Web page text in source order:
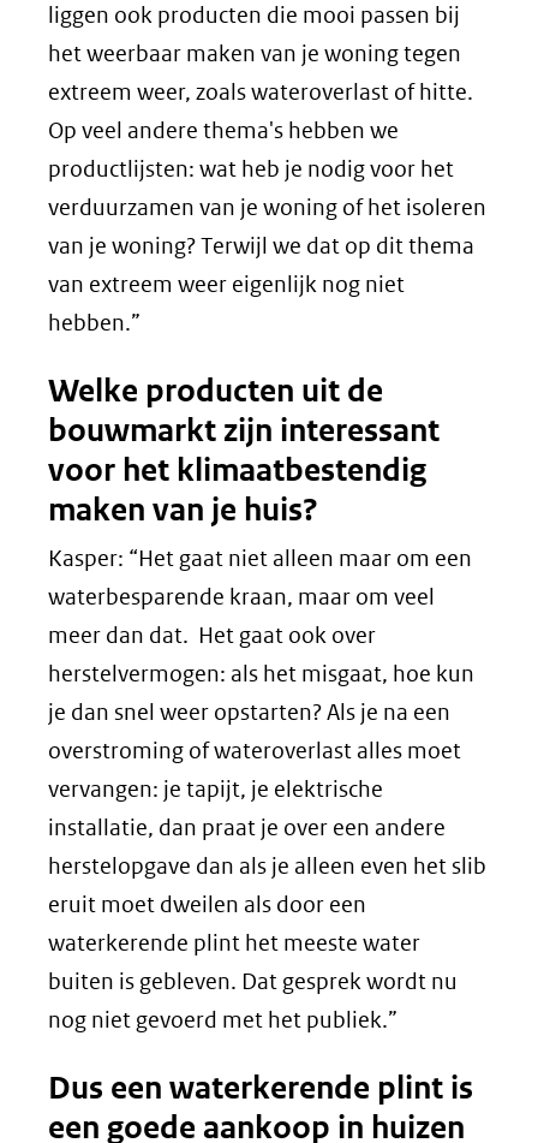
liggen ook producten die mooi passen bij
het weerbaar maken van je woning tegen
extreem weer, zoals wateroverlast of hitte.
Op veel andere thema's hebben we
productlijsten: wat heb je nodig voor het
verduurzamen van je woning of het isoleren
van je woning? Terwijl we dat op dit thema
van extreem weer eigenlijk nog niet
hebben.”
Welke producten uit de
bouwmarkt zijn interessant
voor het klimaatbestendig
maken van je huis?
Kasper: “Het gaat niet alleen maar om een
waterbesparende kraan, maar om veel
meer dan dat. Het gaat ook over
herstelvermogen: als het misgaat, hoe kun
je dan snel weer opstarten? Als je na een
overstroming of wateroverlast alles moet
vervangen: je tapijt, je elektrische
installatie, dan praat je over een andere
herstelopgave dan als je alleen even het slib
eruit moet dweilen als door een
waterkerende plint het meeste water
buiten is gebleven. Dat gesprek wordt nu
nog niet gevoerd met het publiek.”
Dus een waterkerende plint is
een goede aankoop in huizen